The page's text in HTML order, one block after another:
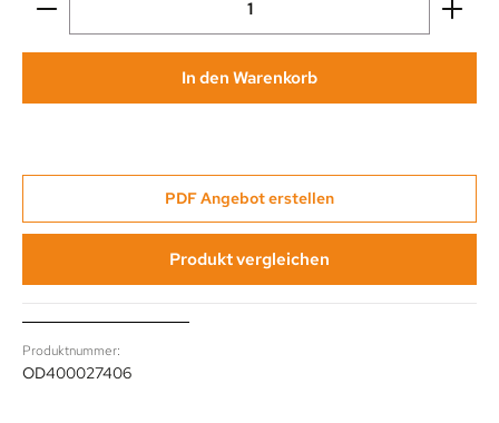
In den Warenkorb
PDF Angebot erstellen
Produkt vergleichen
Produktnummer:
OD400027406